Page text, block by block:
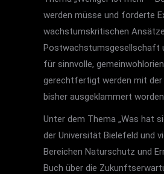
werden müsse und forderte
wachstumskritischen
Postwachstumsgesellschaft
für sinnvolle,
gerechtfertigt werden mit der
bisher ausgeklammert
Unter dem Thema „Was hat
der Universität Bielefeld und
Bereichen Naturschutz und
Buch über die